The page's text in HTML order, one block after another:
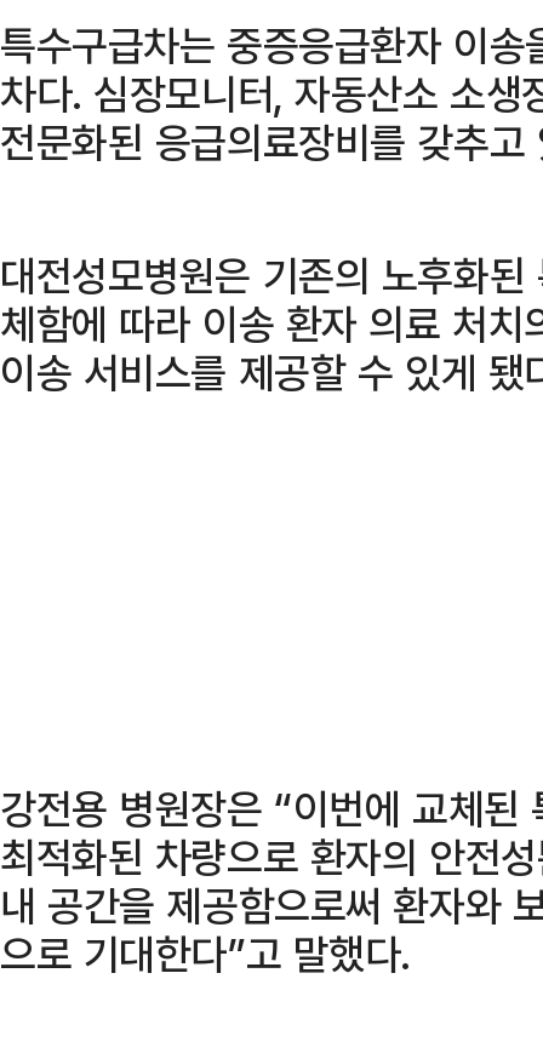
특수구급차는 중증응급환자 이
차다. 심장모니터, 자동산소 소
전문화된 응급의료장비를 갖추고
대전성모병원은 기존의 노후화
체함에 따라 이송 환자 의료 처
이송 서비스를 제공할 수 있게 됐
강전용 병원장은 “이번에 교체된
최적화된 차량으로 환자의 안전
내 공간을 제공함으로써 환자와
으로 기대한다”고 말했다.